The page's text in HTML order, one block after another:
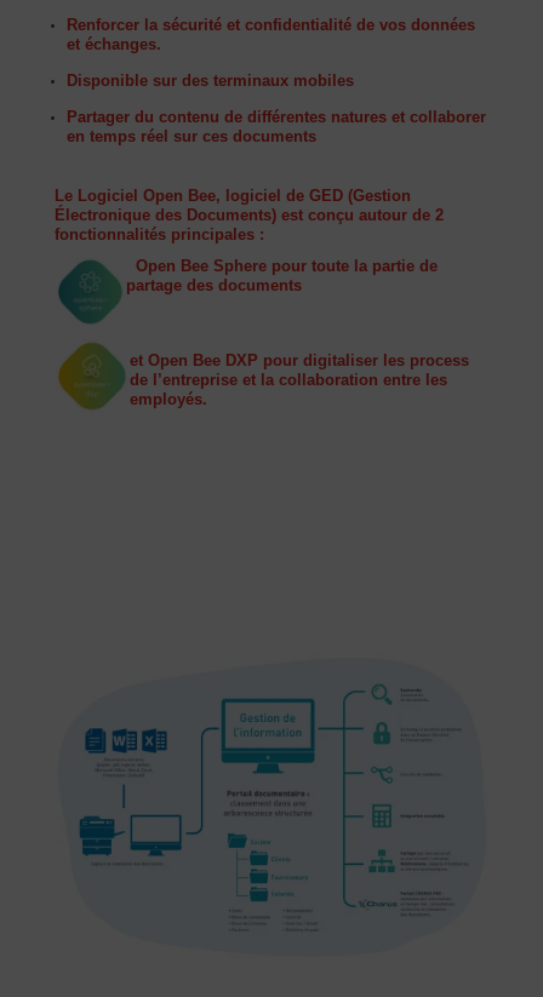
Renforcer la sécurité et confidentialité de vos données
et échanges.
Disponible sur des terminaux mobiles
Partager du contenu de différentes natures et collaborer
en temps réel sur ces documents
Le Logiciel Open Bee, logiciel de GED (Gestion
Électronique des Documents) est conçu autour de 2
fonctionnalités principales :
Open Bee Sphere pour toute la partie de
partage des documents
et Open Bee DXP pour digitaliser les process
de l’entreprise et la collaboration entre les
employés.